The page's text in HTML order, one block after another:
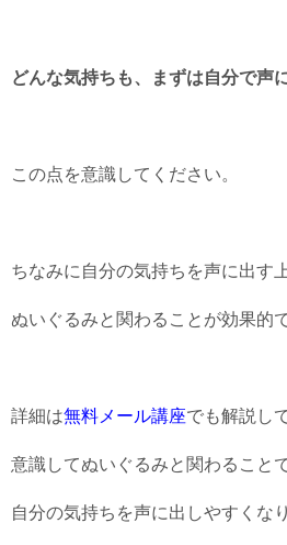
どんな気持ちも、まずは自分で声
この点を意識してください。
ちなみに自分の気持ちを声に出す
ぬいぐるみと関わることが効果的で
詳細は無料メール講座でも解説し
意識してぬいぐるみと関わることで
自分の気持ちを声に出しやすくな